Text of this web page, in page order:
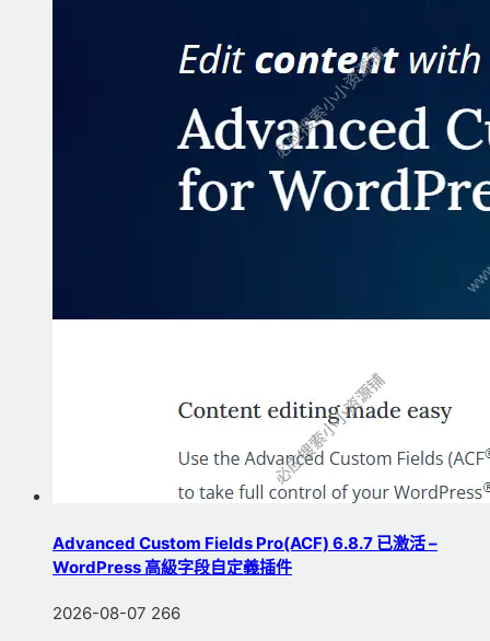
Advanced Custom Fields Pro(ACF) 6.8.7 已激活 –
WordPress 高級字段自定義插件
2026-08-07 266